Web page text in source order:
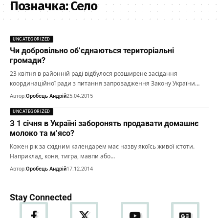
Позначка:Село
UNCATEGORIZED
Чи добровільно об’єднаються територіальні
громади?
23 квітня в районній раді відбулося розширене засідання
координаційної ради з питання запровадження Закону України…
Автор:Оробець Андрій25.04.2015
UNCATEGORIZED
З 1 січня в Україні заборонять продавати домашнє
молоко та м’ясо?
Кожен рік за східним календарем має назву якоїсь живої істоти.
Наприклад, коня, тигра, мавпи або…
Автор:Оробець Андрій17.12.2014
Stay Connected